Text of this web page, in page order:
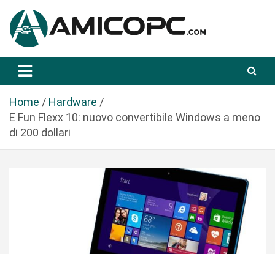
a
Amicopc.com
Home
Hardware
E Fun Flexx 10: nuovo convertibile Windows a meno
di 200 dollari